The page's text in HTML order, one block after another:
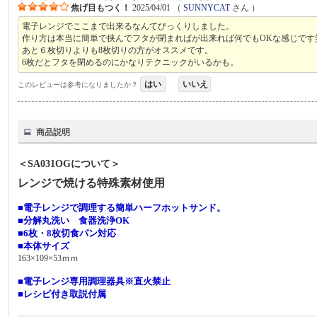
焦げ目もつく！ 2025/04/01 （SUNNYCATさん ）
電子レンジでここまで出来るなんてびっくりしました。
作り方は本当に簡単で挟んでフタが閉まればが出来れば何でもOKな感じです
あと６枚切りよりも8枚切りの方がオススメです。
6枚だとフタを閉めるのにかなりテクニックがいるかも。
このレビューは参考になりましたか？ はい いいえ
商品説明
＜SA031OGについて＞
レンジで焼ける特殊素材使用
■電子レンジで調理する簡単ハーフホットサンド。
■分解丸洗い 食器洗浄OK
■6枚・8枚切食パン対応
■本体サイズ
163×109×53ｍｍ
■電子レンジ専用調理器具※直火禁止
■レシピ付き取説付属